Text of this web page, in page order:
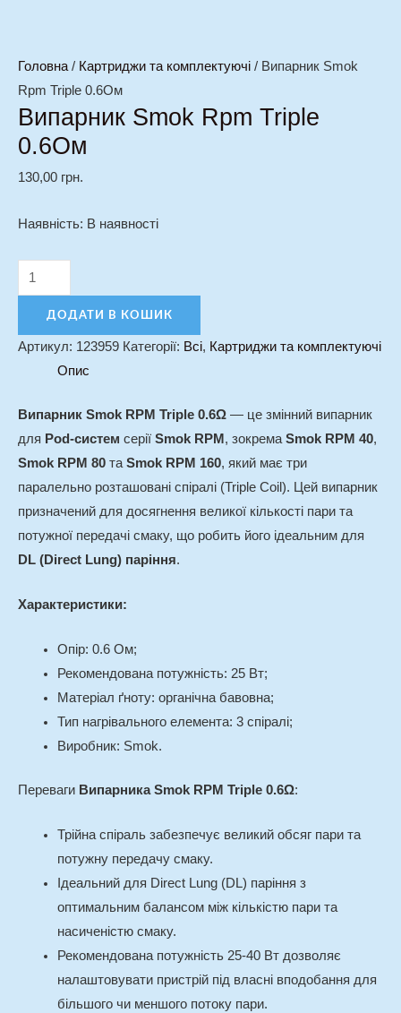
Головна/ Картриджи та комплектуючі / Випарник Smok
Rpm Triple 0.6Ом
Випарник Smok Rpm Triple
0.6Ом
130,00 грн.
Наявність: В наявності
ДОДАТИ В КОШИК
Артикул: 123959 Категорії: Всі, Картриджи та комплектуючі
Опис
Випарник Smok RPM Triple 0.6Ω — це змінний випарник
для Pod-систем серії Smok RPM, зокрема Smok RPM 40,
Smok RPM 80 та Smok RPM 160, який має три
паралельно розташовані спіралі (Triple Coil). Цей випарник
призначений для досягнення великої кількості пари та
потужної передачі смаку, що робить його ідеальним для
DL (Direct Lung) паріння.
Характеристики:
Опір: 0.6 Ом;
Рекомендована потужність: 25 Вт;
Матеріал ґноту: органічна бавовна;
Тип нагрівального елемента: 3 спіралі;
Виробник: Smok.
Переваги Випарника Smok RPM Triple 0.6Ω:
Трійна спіраль забезпечує великий обсяг пари та
потужну передачу смаку.
Ідеальний для Direct Lung (DL) паріння з
оптимальним балансом між кількістю пари та
насиченістю смаку.
Рекомендована потужність 25-40 Вт дозволяє
налаштовувати пристрій під власні вподобання для
більшого чи меншого потоку пари.